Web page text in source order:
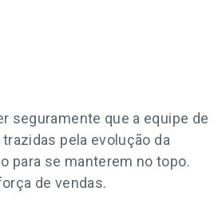
seguramente que a equipe de
pela evolução da
para se manterem no topo.
de vendas.